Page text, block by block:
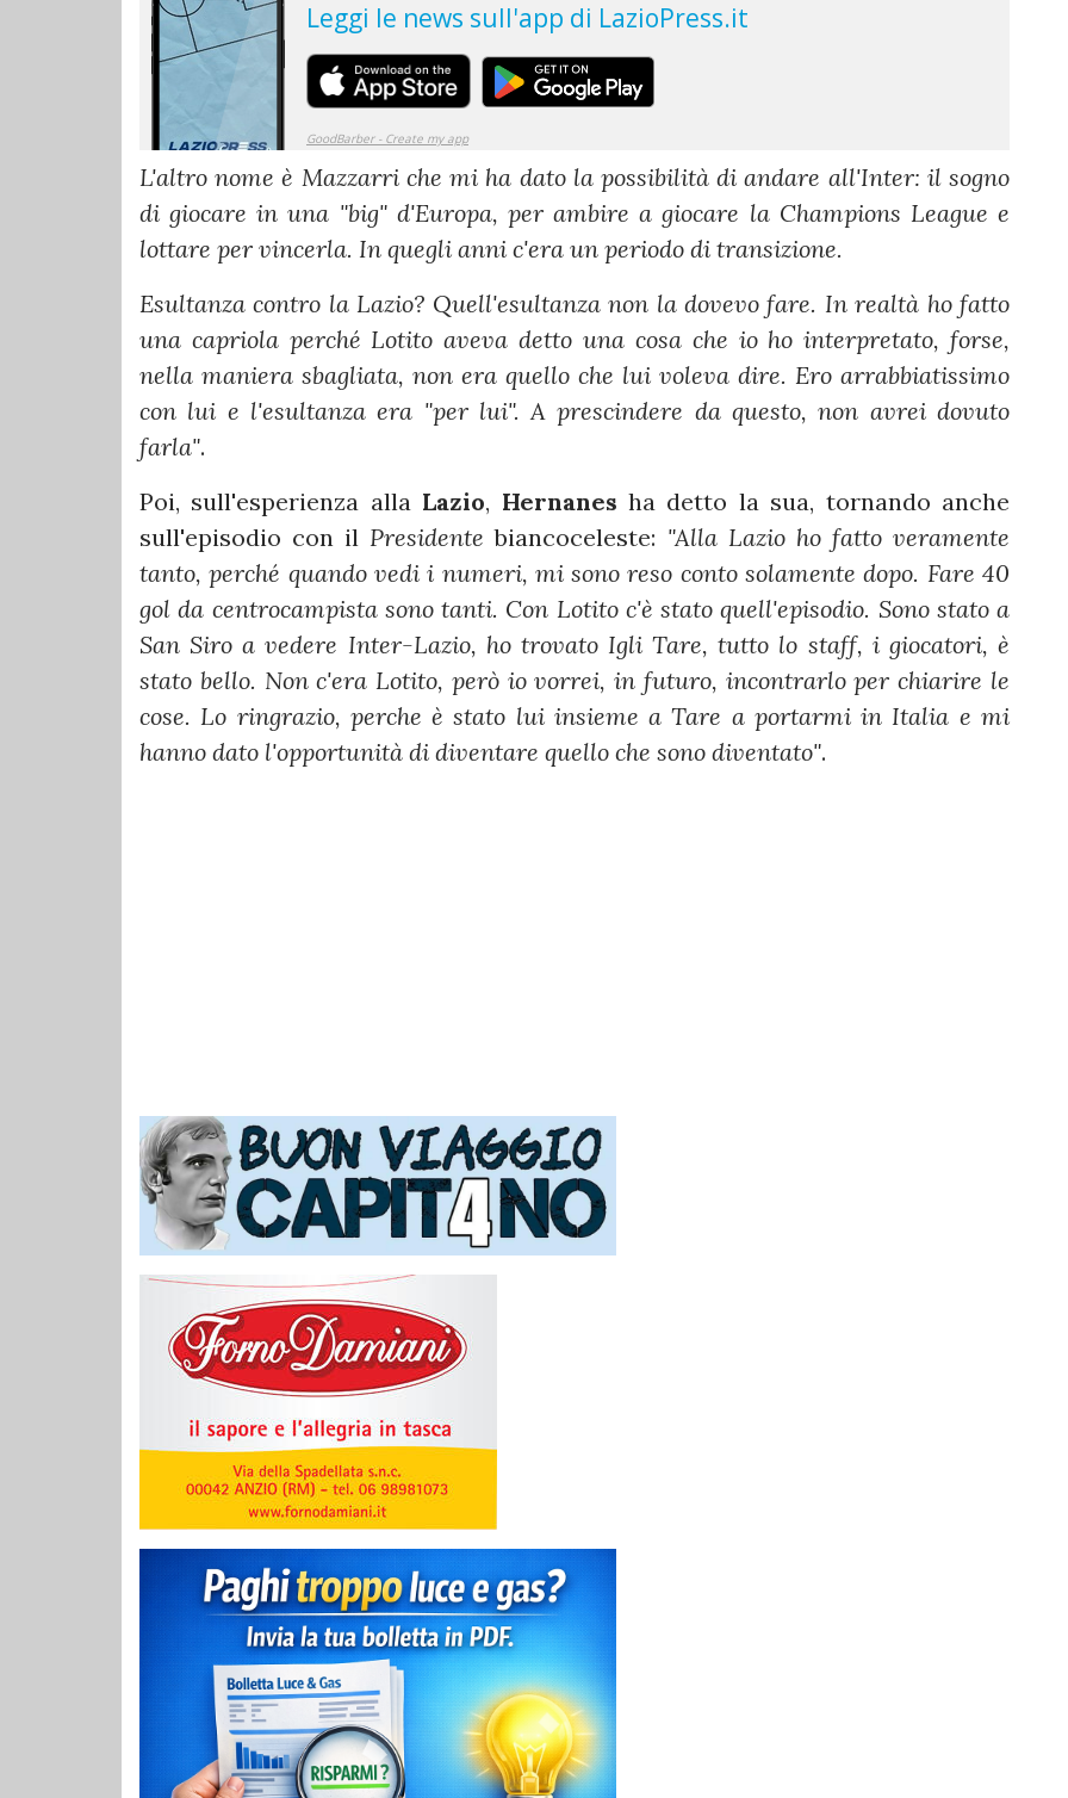
L'altro nome è Mazzarri che mi ha dato la possibilità di andare all'Inter: il sogno
di giocare in una "big" d'Europa, per ambire a giocare la Champions League e
lottare per vincerla. In quegli anni c'era un periodo di transizione.
Esultanza contro la Lazio? Quell'esultanza non la dovevo fare. In realtà ho fatto
una capriola perché Lotito aveva detto una cosa che io ho interpretato, forse,
nella maniera sbagliata, non era quello che lui voleva dire. Ero arrabbiatissimo
con lui e l'esultanza era "per lui". A prescindere da questo, non avrei dovuto
farla".
Poi, sull'esperienza alla Lazio, Hernanes ha detto la sua, tornando anche
sull'episodio con il Presidente biancoceleste: "Alla Lazio ho fatto veramente
tanto, perché quando vedi i numeri, mi sono reso conto solamente dopo. Fare 40
gol da centrocampista sono tanti. Con Lotito c'è stato quell'episodio. Sono stato a
San Siro a vedere Inter-Lazio, ho trovato Igli Tare, tutto lo staff, i giocatori, è
stato bello. Non c'era Lotito, però io vorrei, in futuro, incontrarlo per chiarire le
cose. Lo ringrazio, perche è stato lui insieme a Tare a portarmi in Italia e mi
hanno dato l'opportunità di diventare quello che sono diventato".